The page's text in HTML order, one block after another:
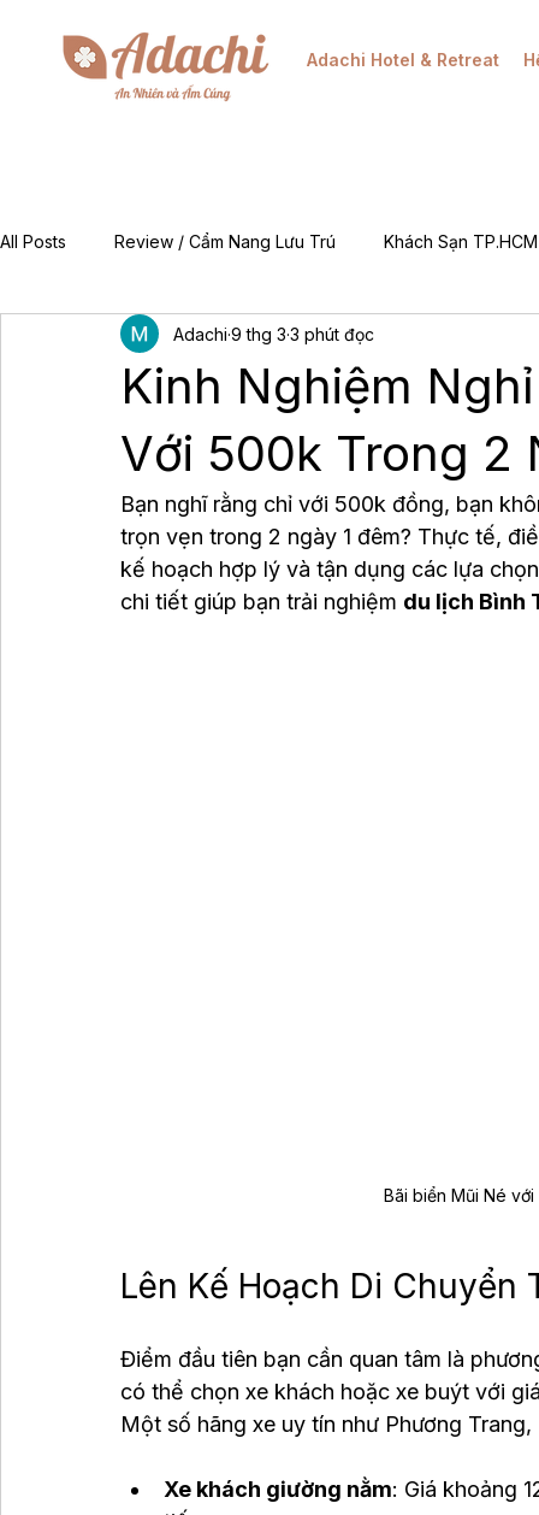
Adachi Hotel & Retreat
All Posts Review / Cẩm Nang Lưu Trú Khách Sạn TP.HCM
Mẹo & Kinh Nghiệm Tin Tức Khuyến Mãi / Đặt Phòng
For Foreigners (EN) Về Chúng Tôi (About Adachi)
Kinh Nghiệm
Với 500k Trong 2
Adachi 9 thg 3 3 phút đọc
Bạn nghĩ rằng chỉ với 500k đồng, bạn
trọn vẹn trong 2 ngày 1 đêm? Thực tế,
kế hoạch hợp lý và tận dụng các lựa
chi tiết giúp bạn trải nghiệm du lịch Bình
Bãi biển Mũi Né
Lên Kế Hoạch Di Chuyển
Điểm đầu tiên bạn cần quan tâm là
có thể chọn xe khách hoặc xe buýt với
Một số hãng xe uy tín như Phương
Xe khách giường nằm: Giá khoảng